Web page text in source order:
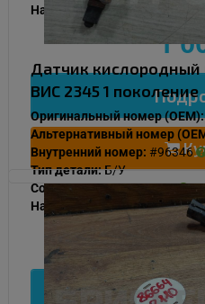
Наличие:
В наличии
1
Датчик
ВИС 2345 1 поколение
Оригинальный номер (OEM):
Альтернативный номер
Внутренний номер: #96346
Тип детали:Б/У
Состояние:Нормальное
Наличие:
В наличии
1